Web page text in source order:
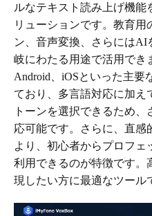
ルなテキスト読み上げ機能
リューションです。教育用
ン、音声変換、さらにはAI
岐にわたる用途で活用でき
Android、iOSといった主要
ており、多言語対応に加え
トーンを選択できるため
応可能です。さらに、直感
より、初心者からプロフェ
利用できるのが特徴です。
現したい方に最適なツール